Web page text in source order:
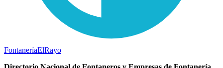
FontaneríaElRayo